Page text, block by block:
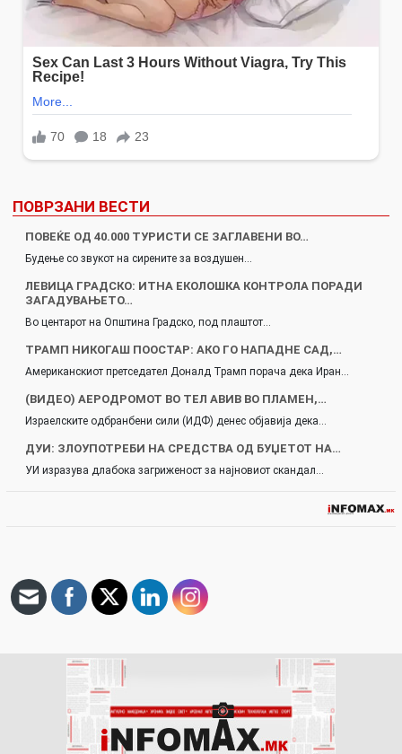
ПОВРЗАНИ ВЕСТИ
ПОВЕЌЕ ОД 40.000 ТУРИСТИ СЕ ЗАГЛАВЕНИ ВО…
Будење со звукот на сирените за воздушен…
ЛЕВИЦА ГРАДСКО: ИТНА ЕКОЛОШКА КОНТРОЛА ПОРАДИ
ЗАГАДУВАЊЕТО…
Во центарот на Општина Градско, под плаштот…
ТРАМП НИКОГАШ ПООСТАР: АКО ГО НАПАДНЕ САД,…
Американскиот претседател Доналд Трамп порача дека Иран…
(ВИДЕО) АЕРОДРОМОТ ВО ТЕЛ АВИВ ВО ПЛАМЕН,…
Израелските одбранбени сили (ИДФ) денес објавија дека…
ДУИ: ЗЛОУПОТРЕБИ НА СРЕДСТВА ОД БУЏЕТОТ НА…
УИ изразува длабока загриженост за најновиот скандал…